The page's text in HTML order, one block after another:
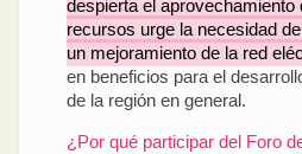
despierta el aprovechamiento
recursos urge la necesidad
un mejoramiento de la red
en beneficios para el
de la región en general.
¿Por qué participar del Foro